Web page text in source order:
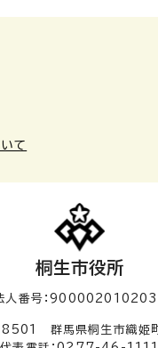
て
桐生市役所
人番号：
群馬県桐生市織姫